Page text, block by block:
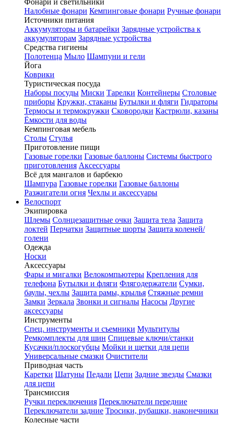
Фонари и светильники
Налобные фонари Кемпинговые фонари Ручные фонари
Источники питания
Аккумуляторы и батарейки Зарядные устройства к
аккумуляторам Зарядные устройства
Средства гигиены
Полотенца Мыло Шампуни и гели
Йога
Коврики
Туристическая посуда
Наборы посуды Миски Тарелки Контейнеры Столовые
приборы Кружки, стаканы Бутылки и фляги Гидраторы
Термосы и термокружки Сковородки Кастрюли, казаны
Ёмкости для воды
Кемпинговая мебель
Столы Стулья
Приготовление пищи
Газовые горелки Газовые баллоны Системы быстрого
приготовления Аксессуары
Всё для мангалов и барбекю
Шампура Газовые горелки Газовые баллоны
Разжигатели огня Чехлы и аксессуары
Велоспорт
Экипировка
Шлемы Солнцезащитные очки Защита тела Защита
локтей Перчатки Защитные шорты Защита коленей/
голени
Одежда
Носки
Аксессуары
Фары и мигалки Велокомпьютеры Крепления для
телефона Бутылки и фляги Флягодержатели Сумки,
баулы, чехлы Защита рамы, крылья Стяжные ремни
Замки Зеркала Звонки и сигналы Насосы Другие
аксессуары
Инструменты
Спец. инструменты и съемники Мультитулы
Ремкомплекты для шин Спицевые ключи/станки
Кусачки/плоскогубцы Мойки и щетки для цепи
Универсальные смазки Очистители
Приводная часть
Каретки Шатуны Педали Цепи Задние звезды Смазки
для цепи
Трансмиссия
Ручки переключения Переключатели передние
Переключатели задние Тросики, рубашки, наконечники
Колесные части